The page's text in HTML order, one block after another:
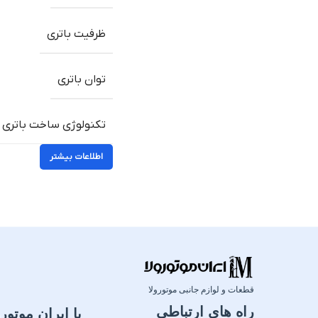
ظرفیت باتری
توان باتری
تکنولوژی ساخت باتری
اطلاعات بیشتر
قطعات و لوازم جانبی موتورولا
راه های ارتباطی با ایران